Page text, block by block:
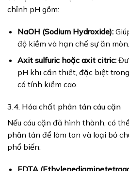
chỉnh pH gồm:
NaOH (Sodium Hydroxide):
độ kiềm và hạn chế sự ăn mòn.
Axit sulfuric hoặc axit citric:
pH khi cần thiết, đặc biệt
có tính kiềm cao.
3.4. Hóa chất phân tán cáu cặn
Nếu cáu cặn đã hình thành, có
phân tán để làm tan và loại bỏ
phổ biến: